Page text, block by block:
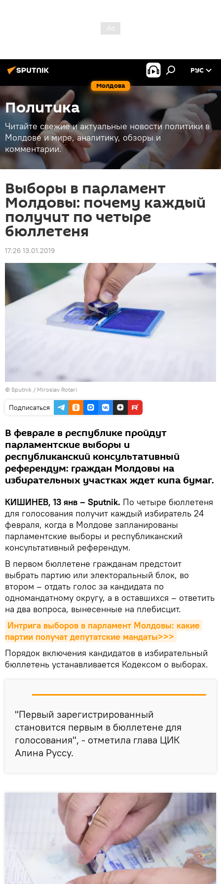
Молдова
РУС
Политика
Читайте свежие и актуальные новости политики в
Молдове и мире, аналитику, обзоры и
комментарии.
Выборы в парламент
Молдовы: почему каждый
получит по четыре
бюллетеня
17:26 13.01.2019
© Sputnik / Miroslav Rotari
Подписаться
В феврале в республике пройдут
парламентские выборы и
республиканский консультативный
референдум: граждан Молдовы на
избирательных участках ждет кипа бумаг.
КИШИНЕВ, 13 янв – Sputnik. По четыре бюллетеня
для голосования получит каждый избиратель 24
февраля, когда в Молдове запланированы
парламентские выборы и республиканский
консультативный референдум.
В первом бюллетене гражданам предстоит
выбрать партию или электоральный блок, во
втором – отдать голос за кандидата по
одномандатному округу, а в оставшихся – ответить
на два вопроса, вынесенные на плебисцит.
Интрига выборов в парламент Молдовы: какие
партии получат депутатские мандаты>>>
Порядок включения кандидатов в избирательный
бюллетень устанавливается Кодексом о выборах.
"Первый зарегистрированный
становится первым в бюллетене для
голосования", - отметила глава ЦИК
Алина Руссу.